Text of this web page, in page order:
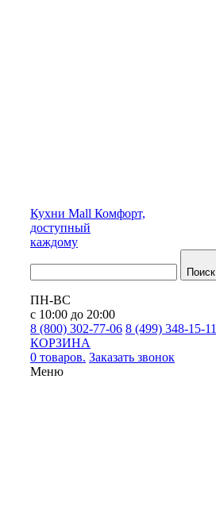
Кухни Mall Комфорт,
доступный
каждому
Поиск
ПН-ВС
с 10:00 до 20:00
8 (800) 302-77-06 8 (499) 348-15-11
КОРЗИНА
0 товаров. Заказать звонок
Меню